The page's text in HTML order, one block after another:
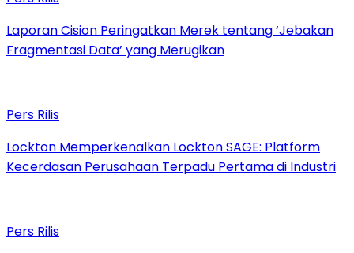
Laporan Cision Peringatkan Merek tentang ‘Jebakan
Fragmentasi Data’ yang Merugikan
Pers Rilis
Lockton Memperkenalkan Lockton SAGE: Platform
Kecerdasan Perusahaan Terpadu Pertama di Industri
Pers Rilis